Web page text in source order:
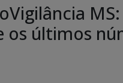
MS:
os últimos